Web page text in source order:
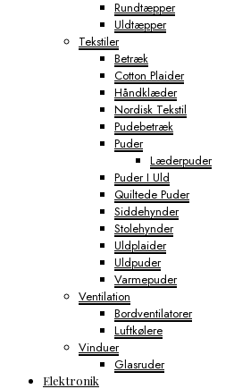
Rundtæpper
Uldtæpper
Tekstiler
Betræk
Cotton Plaider
Håndklæder
Nordisk Tekstil
Pudebetræk
Puder
Læderpuder
Puder I Uld
Quiltede Puder
Siddehynder
Stolehynder
Uldplaider
Uldpuder
Varmepuder
Ventilation
Bordventilatorer
Luftkølere
Vinduer
Glasruder
Elektronik